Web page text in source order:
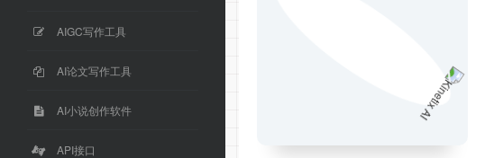
AIGC写作工具
AI论文写作工具
AI小说创作软件
API接口